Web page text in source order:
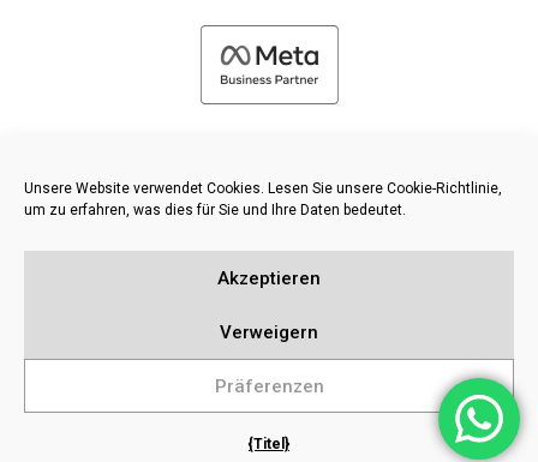
Unsere Website verwendet Cookies. Lesen Sie unsere Cookie-Richtlinie,
um zu erfahren, was dies für Sie und Ihre Daten bedeutet.
Akzeptieren
Verweigern
Präferenzen
{Titel}
2026 FRESH PIES LTD - ALLE RECHTE VORBEHALTEN
Wissensdatenbank
Inhaltsverzeichnis